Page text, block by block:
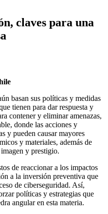
claves para una
basan sus políticas y medidas
tienen para dar respuesta y
contener y eliminar amenazas,
donde las acciones y
y pueden causar mayores
y materiales, además de
y prestigio.
de reaccionar a los impactos
a la inversión preventiva que
de ciberseguridad. Así,
políticas y estrategias que
angular en esta materia.